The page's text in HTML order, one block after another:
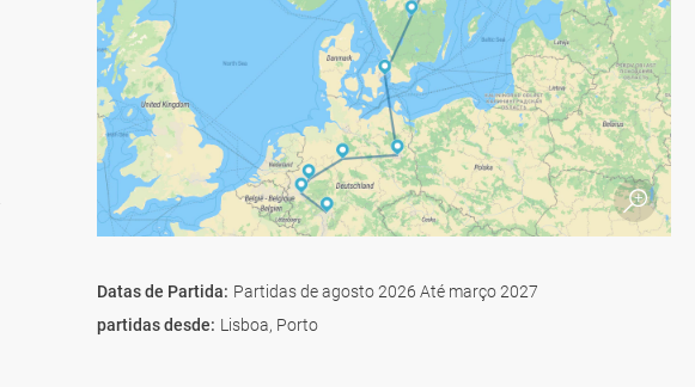
Datas de Partida: Partidas de agosto 2026 Até março 2027
partidas desde: Lisboa, Porto